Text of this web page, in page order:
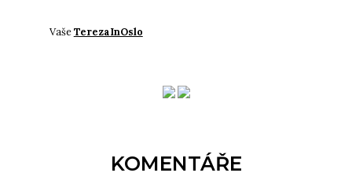
Vaše TerezaInOslo
KOMENTÁŘE